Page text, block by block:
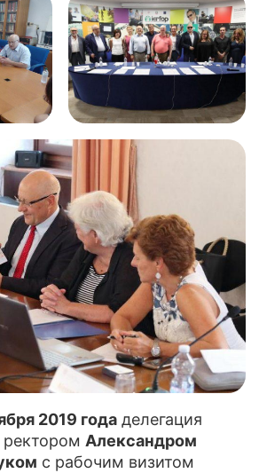
2019 года делегация
ректором Александром
с рабочим визитом